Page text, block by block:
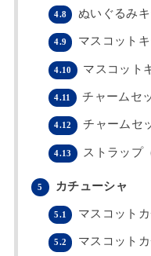
4.8 ぬいぐるみ
4.9 マスコット
4.10 マスコット
4.11 チャームセ
4.12 チャームセ
4.13 ストラップ
5 カチューシャ
5.1 マスコット
5.2 マスコット